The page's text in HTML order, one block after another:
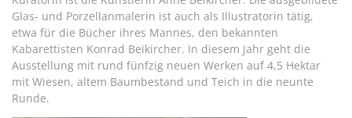
Glas- und Porzellanmalerin ist auch als Illustratorin tätig,
etwa für die Bücher ihres Mannes, den bekannten
Kabarettisten Konrad Beikircher. In diesem Jahr geht die
Ausstellung mit rund fünfzig neuen Werken auf 4,5 Hektar
mit Wiesen, altem Baumbestand und Teich in die neunte
Runde.